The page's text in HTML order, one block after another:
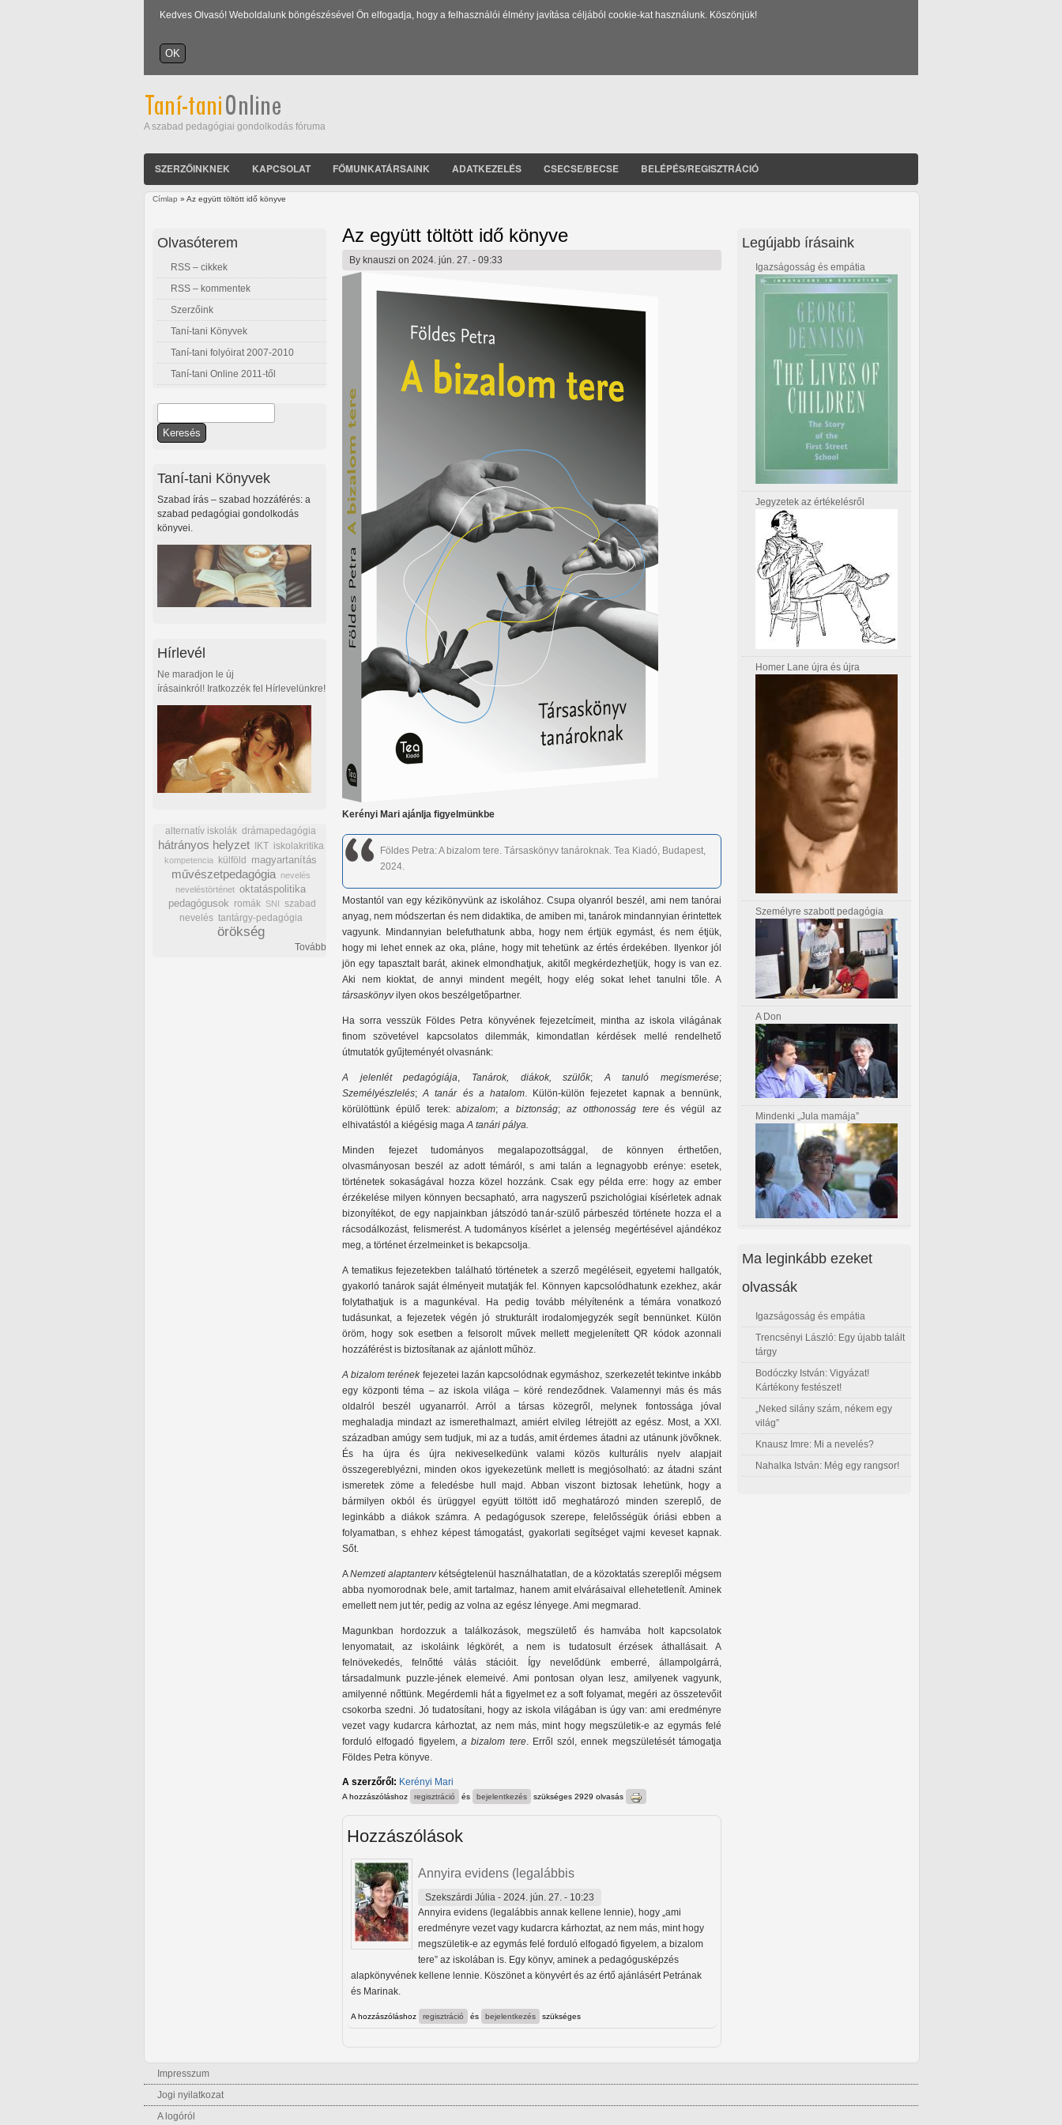
Kedves Olvasó! Weboldalunk böngészésével Ön elfogadja, hogy a felhasználói élmény javítása céljából cookie-kat használunk. Köszönjük!
A szabad pedagógiai gondolkodás fóruma
SZERZŐINKNEK KAPCSOLAT FŐMUNKATÁRSAINK ADATKEZELÉS CSECSE/BECSE BELÉPÉS/REGISZTRÁCIÓ
Címlap » Az együtt töltött idő könyve
Az együtt töltött idő könyve
By knauszi on 2024. jún. 27. - 09:33
Kerényi Mari ajánlja figyelmünkbe
Földes Petra: A bizalom tere. Társaskönyv tanároknak. Tea Kiadó, Budapest,
2024.
Mostantól van egy kézikönyvünk az iskolához. Csupa olyanról beszél, ami nem tanórai
anyag, nem módszertan és nem didaktika, de amiben mi, tanárok mindannyian érintettek
vagyunk. Mindannyian belefuthatunk abba, hogy nem értjük egymást, és nem étjük,
hogy mi lehet ennek az oka, pláne, hogy mit tehetünk az értés érdekében. Ilyenkor jól
jön egy tapasztalt barát, akinek elmondhatjuk, akitől megkérdezhetjük, hogy is van ez.
Aki nem kioktat, de annyi mindent megélt, hogy elég sokat lehet tanulni tőle. A
társaskönyvilyen okos beszélgetőpartner.
Ha sorra vesszük Földes Petra könyvének fejezetcímeit, mintha az iskola világának
finom szövetével kapcsolatos dilemmák, kimondatlan kérdések mellé rendelhető
útmutatók gyűjteményét olvasnánk:
A jelenlét pedagógiája, Tanárok, diákok, szülők;A tanuló megismerése;
Személyészlelés;A tanár és a hatalom. Külön-külön fejezetet kapnak a bennünk,
körülöttünk épülő terek: abizalom;a biztonság; az otthonosság tereés végül az
elhivatástól a kiégésig magaA tanári pálya.
Minden fejezet tudományos megalapozottsággal, de könnyen érthetően,
olvasmányosan beszél az adott témáról, s ami talán a legnagyobb erénye: esetek,
történetek sokaságával hozza közel hozzánk. Csak egy példa erre: hogy az ember
érzékelése milyen könnyen becsapható, arra nagyszerű pszichológiai kísérletek adnak
bizonyítékot, de egy napjainkban játszódó tanár-szülő párbeszéd története hozza el a
rácsodálkozást, felismerést. A tudományos kísérlet a jelenség megértésével ajándékoz
meg, a történet érzelmeinket is bekapcsolja.
A tematikus fejezetekben található történetek a szerző megéléseit, egyetemi hallgatók,
gyakorló tanárok saját élményeit mutatják fel. Könnyen kapcsolódhatunk ezekhez, akár
folytathatjuk is a magunkéval. Ha pedig tovább mélyítenénk a témára vonatkozó
tudásunkat, a fejezetek végén jó strukturált irodalomjegyzék segít bennünket. Külön
öröm, hogy sok esetben a felsorolt művek mellett megjelenített QR kódok azonnali
hozzáférést is biztosítanak az ajánlott műhöz.
A bizalom terének fejezetei lazán kapcsolódnak egymáshoz, szerkezetét tekintve inkább
egy központi téma – az iskola világa – köré rendeződnek. Valamennyi más és más
oldalról beszél ugyanarról. Arról a társas közegről, melynek fontossága jóval
meghaladja mindazt az ismerethalmazt, amiért elvileg létrejött az egész. Most, a XXI.
században amúgy sem tudjuk, mi az a tudás, amit érdemes átadni az utánunk jövőknek.
És ha újra és újra nekiveselkedünk valami közös kulturális nyelv alapjait
összegereblyézni, minden okos igyekezetünk mellett is megjósolható: az átadni szánt
ismeretek zöme a feledésbe hull majd. Abban viszont biztosak lehetünk, hogy a
bármilyen okból és ürüggyel együtt töltött idő meghatározó minden szereplő, de
leginkább a diákok számra. A pedagógusok szerepe, felelősségük óriási ebben a
folyamatban, s ehhez képest támogatást, gyakorlati segítséget vajmi keveset kapnak.
Sőt.
ANemzeti alaptantervkétségtelenül használhatatlan, de a közoktatás szereplői mégsem
abba nyomorodnak bele, amit tartalmaz, hanem amit elvárásaival ellehetetlenít. Aminek
emellett nem jut tér, pedig az volna az egész lényege. Ami megmarad.
Magunkban hordozzuk a találkozások, megszülető és hamvába holt kapcsolatok
lenyomatait, az iskoláink légkörét, a nem is tudatosult érzések áthallásait. A
felnövekedés, felnőtté válás stációit. Így nevelődünk emberré, állampolgárrá,
társadalmunk puzzle-jének elemeivé. Ami pontosan olyan lesz, amilyenek vagyunk,
amilyenné nőttünk. Megérdemli hát a figyelmet ez a soft folyamat, megéri az összetevőit
csokorba szedni. Jó tudatosítani, hogy az iskola világában is úgy van: ami eredményre
vezet vagy kudarcra kárhoztat, az nem más, mint hogy megszületik-e az egymás felé
forduló elfogadó figyelem, a bizalom tere. Erről szól, ennek megszületését támogatja
Földes Petra könyve.
A szerzőről: Kerényi Mari
A hozzászóláshoz regisztráció és bejelentkezés szükséges 2929 olvasás
Hozzászólások
Annyira evidens (legalábbis
Szekszárdi Júlia - 2024. jún. 27. - 10:23
Annyira evidens (legalábbis annak kellene lennie), hogy „ami
eredményre vezet vagy kudarcra kárhoztat, az nem más, mint hogy
megszületik-e az egymás felé forduló elfogadó figyelem, a bizalom
tere” az iskolában is. Egy könyv, aminek a pedagógusképzés
alapkönyvének kellene lennie. Köszönet a könyvért és az értő ajánlásért Petrának
és Marinak.
A hozzászóláshoz regisztráció és bejelentkezés szükséges
Olvasóterem
RSS – cikkek
RSS – kommentek
Szerzőink
Taní-tani Könyvek
Taní-tani folyóirat 2007-2010
Taní-tani Online 2011-től
Keresés űrlap
Taní-tani Könyvek
Szabad írás – szabad hozzáférés: a
szabad pedagógiai gondolkodás
könyvei.
Hírlevél
Ne maradjon le új
írásainkról! Iratkozzék fel Hírlevelünkre!
alternatív iskolák drámapedagógia
hátrányos helyzet IKT iskolakritika
kompetencia külföld magyartanítás
művészetpedagógia
nevelés
neveléstörténet oktatáspolitika
pedagógusok romák SNI szabad
nevelés tantárgy-pedagógia
örökség
Tovább
Legújabb írásaink
Igazságosság és empátia
Jegyzetek az értékelésről
Homer Lane újra és újra
Személyre szabott pedagógia
A Don
Mindenki „Jula mamája”
Ma leginkább ezeket
olvassák
Igazságosság és empátia
Trencsényi László: Egy újabb talált
tárgy
Bodóczky István: Vigyázat!
Kártékony festészet!
„Neked silány szám, nékem egy
világ”
Knausz Imre: Mi a nevelés?
Nahalka István: Még egy rangsor!
Impresszum
Jogi nyilatkozat
A logóról